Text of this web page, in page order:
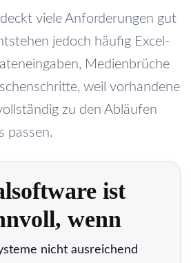
viele Anforderungen gut
jedoch häufig Excel-
Medienbrüche
weil vorhandene
zu den Abläufen
passen.
ist
wenn
nicht ausreichend